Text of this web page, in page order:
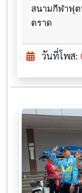
สนามกีฬาฟุต
ตราด
วันที่โพส: